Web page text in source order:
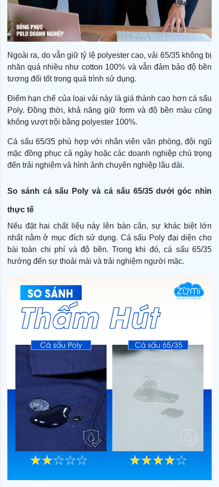
Ngoài ra, do vẫn giữ tỷ lệ polyester cao, vải 65/35 không bị
nhăn quá nhiều như cotton 100% và vẫn đảm bảo độ bền
tương đối tốt trong quá trình sử dụng.
Điểm hạn chế của loại vải này là giá thành cao hơn cá sấu
Poly. Đồng thời, khả năng giữ form và độ bền màu cũng
không vượt trội bằng polyester 100%.
Cá sấu 65/35 phù hợp với nhân viên văn phòng, đội ngũ
mặc đồng phục cả ngày hoặc các doanh nghiệp chú trọng
đến trải nghiệm và hình ảnh chuyên nghiệp lâu dài.
So sánh cá sấu Poly và cá sấu 65/35 dưới góc nhìn
thực tế
Nếu đặt hai chất liệu này lên bàn cân, sự khác biệt lớn
nhất nằm ở mục đích sử dụng. Cá sấu Poly đại diện cho
bài toán chi phí và độ bền. Trong khi đó, cá sấu 65/35
hướng đến sự thoải mái và trải nghiệm người mặc.